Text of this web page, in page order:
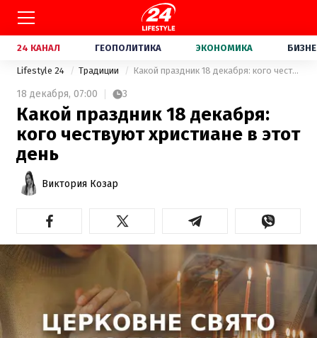
24 КАНАЛ ГЕОПОЛИТИКА ЭКОНОМИКА
Lifestyle 24 Традиции Какой праздник 18 декабря: кого чествуют христиане в этот день
18 декабря, 07:00 3
Какой праздник 18 декабря:
кого чествуют христиане в этот
день
Виктория Козар